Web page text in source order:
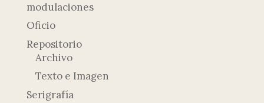
modulaciones
Oficio
Repositorio
Archivo
Texto e Imagen
Serigrafía